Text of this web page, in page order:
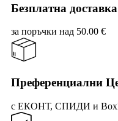
Безплатна доставка
за поръчки над 50.00 €
Преференциални
с ЕКОНТ, СПИДИ и